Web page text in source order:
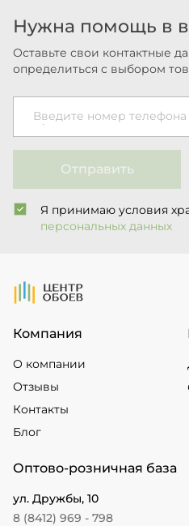
Нужна помощь в
Оставьте свои контактные
определиться с выбором
Введите номер телефона
Отправить
Я принимаю условия
персональных данных
На Главную
Компания
О компании
Отзывы
Контакты
Блог
Оптово-розничная база
ул. Дружбы, 10
8 (8412) 969 - 798